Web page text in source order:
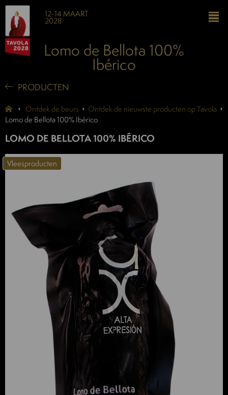
12-14 MAART
2028
Lomo de Bellota 100%
Ibérico
PRODUCTEN
Ontdek de beurs
Ontdek de nieuwste producten op Tavola
Lomo de Bellota 100% Ibérico
LOMO DE BELLOTA 100% IBÉRICO
Vleesproducten